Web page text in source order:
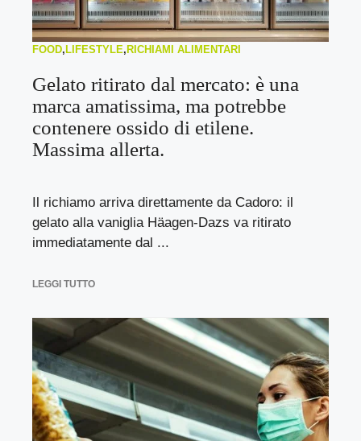
FOOD,LIFESTYLE,RICHIAMI ALIMENTARI
Gelato ritirato dal mercato: è una
marca amatissima, ma potrebbe
contenere ossido di etilene.
Massima allerta.
Il richiamo arriva direttamente da Cadoro: il
gelato alla vaniglia Häagen-Dazs va ritirato
immediatamente dal ...
LEGGI TUTTO